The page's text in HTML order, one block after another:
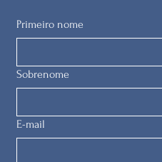
Primeiro nome
Sobrenome
E-mail